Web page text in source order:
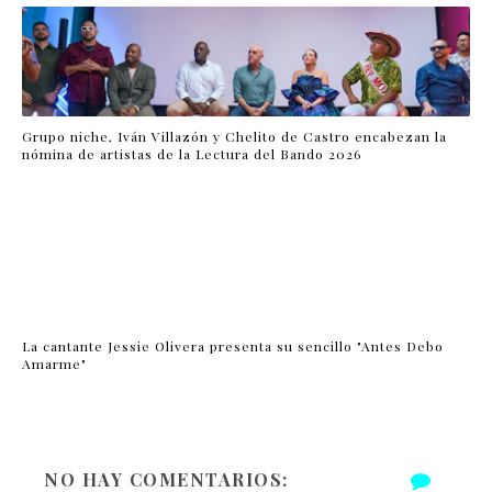
Grupo niche, Iván Villazón y Chelito de Castro encabezan la
nómina de artistas de la Lectura del Bando 2026
La cantante Jessie Olivera presenta su sencillo "Antes Debo
Amarme"
NO HAY COMENTARIOS: